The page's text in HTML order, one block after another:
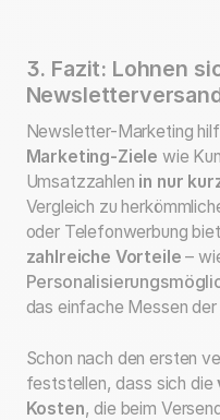
3. Fazit: Lohnen
Newsletter-Marketing
Marketing-Ziele wie
Umsatzzahlen in nur
Vergleich zu
oder Telefonwerbung
zahlreiche Vorteile –
das einfache Messen
Schon nach den ersten
feststellen, dass sich die
Kosten, die beim